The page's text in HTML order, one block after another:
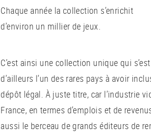
Chaque année la collection s’enrichit
d’environ un millier de jeux.
C’est ainsi une collection unique qui
d’ailleurs l’un des rares pays à avoir
dépôt légal. À juste titre, car l’industrie
France, en termes d’emplois et de
aussi le berceau de grands éditeurs de